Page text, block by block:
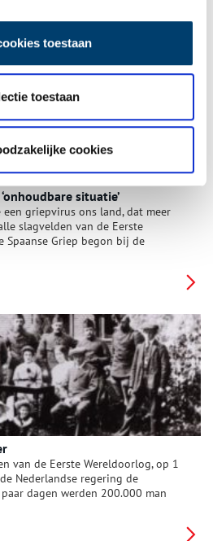
toestaan
toestaan
cookies
van Romeinse soldaten
situatie’
griepvirus ons land, dat meer
slagvelden van de Eerste
Spaanse Griep begon bij de
van de Eerste Wereldoorlog, op 1
Nederlandse regering de
dagen werden 200.000 man